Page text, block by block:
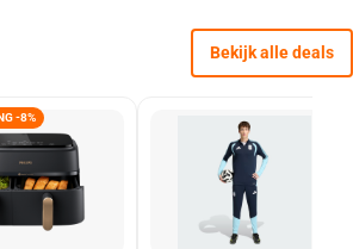
Bekijk alle deals
-8%